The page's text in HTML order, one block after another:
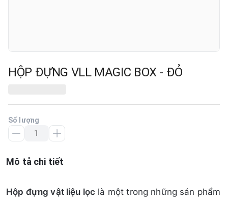
HỘP ĐỰNG VLL MAGIC BOX - ĐỎ
Số lượng
Mô tả chi tiết
Hộp đựng vật liệu lọc là một trong những sản phẩm